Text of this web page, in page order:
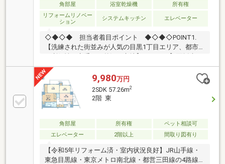
角部屋 浴室乾燥機
所有権
リフォームリノベー
ション
システムキッチン エレベーター
◇◆◇◆ 担当者着目ポイント ◆◇◆◇POINT1.
【洗練された街並みが人気の目黒1丁目エリア、都市
LDKは、2ヶ所にバルコニーを付設した快適スペース。
ゆったりとお寛ぎください】POINT3.【多用途に使え
る納戸や2ヶ所のWIC・ホール収納、トランクルームな
ど豊富な収納設計も魅力】POINT4.【2026年9月下旬リ
ノベーション完了予定。食洗機や浴室乾燥機を標準装
◇◆◇◆◇◆◇◆◇◆◇◆◇◆◇◆◇◆◇『スーモ
を見て』とお伝えいただくとスムーズです～東急リバ
9,980万円
2SDK 57.26m2
2階 東
角部屋 所有権
ペット相談可
エレベーター
2階以上 間取り図有り
【令和5年リフォーム済・室内状況良好】JR山手線・
東急目黒線・東京メトロ南北線・都営三田線の4路線